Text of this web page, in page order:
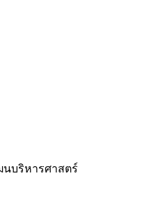
บริหารศาสตร์